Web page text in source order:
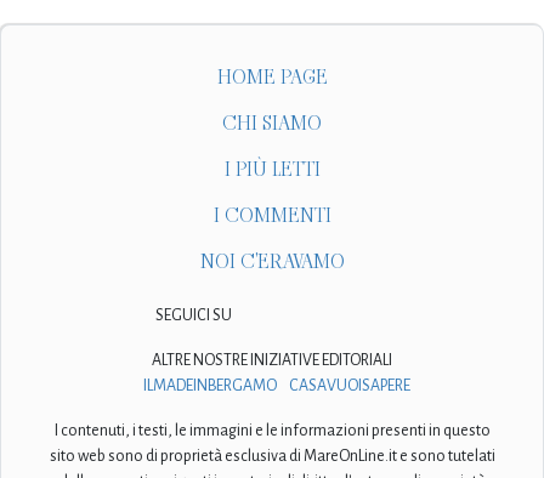
HOME PAGE
CHI SIAMO
I PIÙ LETTI
I COMMENTI
NOI C'ERAVAMO
SEGUICI SU
ALTRE NOSTRE INIZIATIVE EDITORIALI
ILMADEINBERGAMO
CASAVUOISAPERE
I contenuti, i testi, le immagini e le informazioni presenti in questo
sito web sono di proprietà esclusiva di MareOnLine.it e sono tutelati